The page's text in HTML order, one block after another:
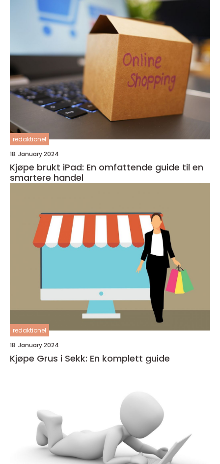
redaktionel
18. January 2024
Kjøpe brukt iPad: En omfattende guide til en
smartere handel
redaktionel
18. January 2024
Kjøpe Grus i Sekk: En komplett guide